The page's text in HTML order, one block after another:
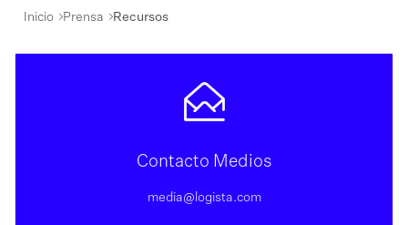
Inicio Prensa Recursos
Contacto Medios
media@logista.com